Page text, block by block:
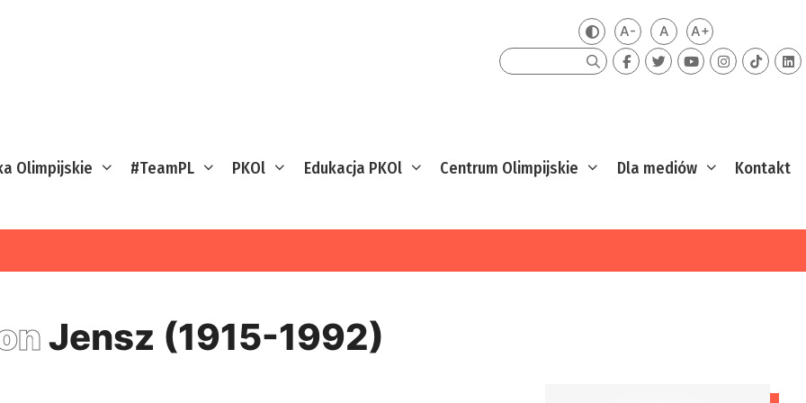
Zmień kontrast
A-Mniejsza czcionka
ADomyślna czcionka
A+Większa
Szukaj
Olimpijskie #TeamPL PKOl Edukacja PKOl Centrum Olimpijskie Dla mediów Kontakt
Jensz (1915-1992)